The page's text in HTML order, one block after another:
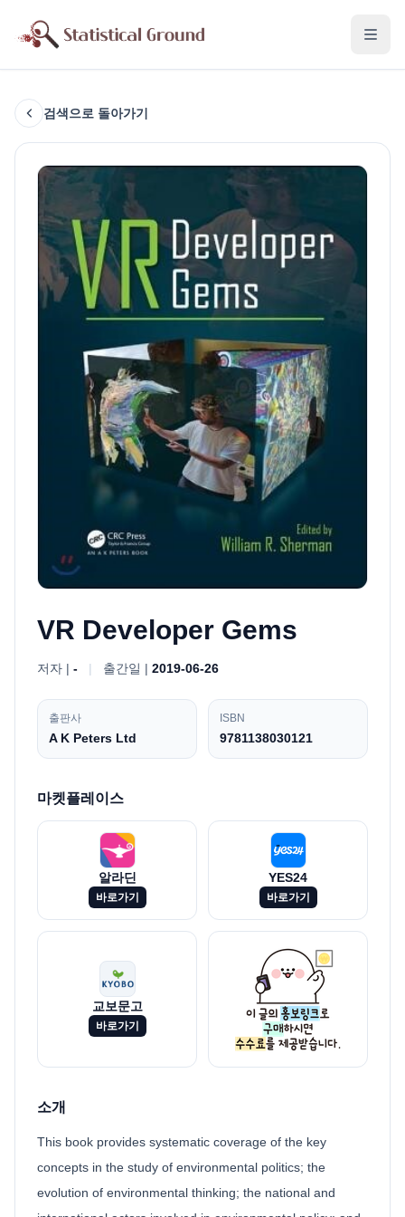
검색으로 돌아가기
VR Developer Gems
저자 | - | 출간일 | 2019-06-26
출판사
A K Peters Ltd
ISBN
9781138030121
마켓플레이스
알라딘
바로가기
YES24
바로가기
교보문고
바로가기
소개
This book provides systematic coverage of the key
concepts in the study of environmental politics; the
evolution of environmental thinking; the national and